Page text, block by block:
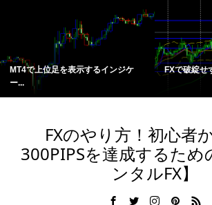
MT4で上位足を表示するインジケ
ー...
FXで破綻せ
FXのやり方！初心者
300PIPSを達成するため
ンタルFX】